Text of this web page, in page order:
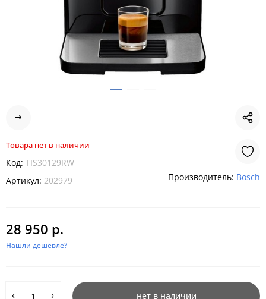
Товара нет в наличии
Код: TIS30129RW
Артикул: 202979 Производитель: Bosch
28 950 р.
Нашли дешевле?
нет в наличии